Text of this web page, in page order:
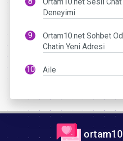
Deneyimi
Ortam10.net Sohbet
Chatin Yeni Adresi
Aile